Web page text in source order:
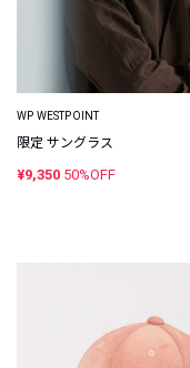
WP WESTPOINT
限定 サングラス
¥9,350 50%OFF